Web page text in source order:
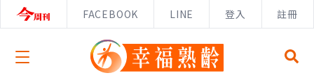
FACEBOOK LINE 登入 註冊
Open menu